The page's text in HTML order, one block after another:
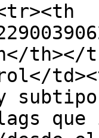
th></